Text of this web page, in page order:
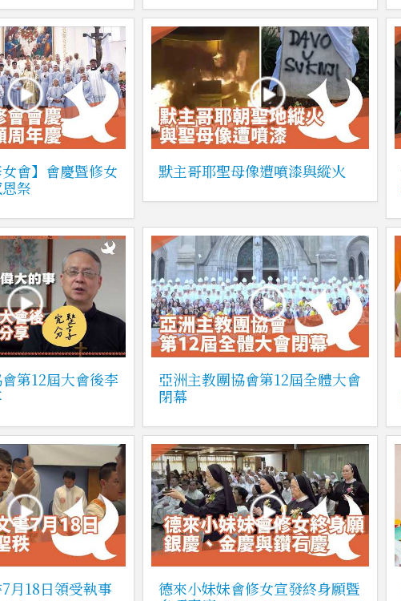
會】會慶暨修女
祭
默主哥耶聖母像遭噴漆與縱火
第12屆大會後李
亞洲主教團協會第12屆全體大會
閉幕
月18日領受執事
德來小妹妹會修女宣發終身願暨